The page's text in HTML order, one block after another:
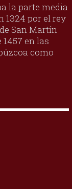
la parte media
1324 por el rey
San Martín
en las
como